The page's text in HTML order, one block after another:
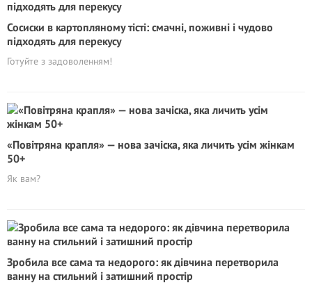
Сосиски в картопляному тісті: смачні, поживні і чудово
підходять для перекусу
Готуйте з задоволенням!
«Повітряна крапля» — нова зачіска, яка личить усім жінкам
50+
Як вам?
Зробила все сама та недорого: як дівчина перетворила
ванну на стильний і затишний простір